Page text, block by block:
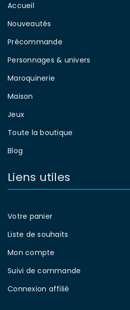
Accueil
Nouveautés
Précommande
Personnages & univers
Maroquinerie
Maison
Jeux
Toute la boutique
Blog
Liens utiles
Votre panier
Liste de souhaits
Mon compte
Suivi de commande
Connexion affilié